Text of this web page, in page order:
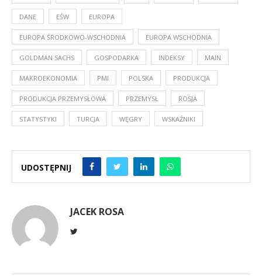
DANE EŚW EUROPA
EUROPA ŚRODKOWO-WSCHODNIA EUROPA WSCHODNIA
GOLDMAN SACHS GOSPODARKA INDEKSY MAIN
MAKROEKONOMIA PMI POLSKA PRODUKCJA
PRODUKCJA PRZEMYSŁOWA PRZEMYSŁ ROSJA
STATYSTYKI TURCJA WĘGRY WSKAŹNIKI
UDOSTĘPNIJ
JACEK ROSA